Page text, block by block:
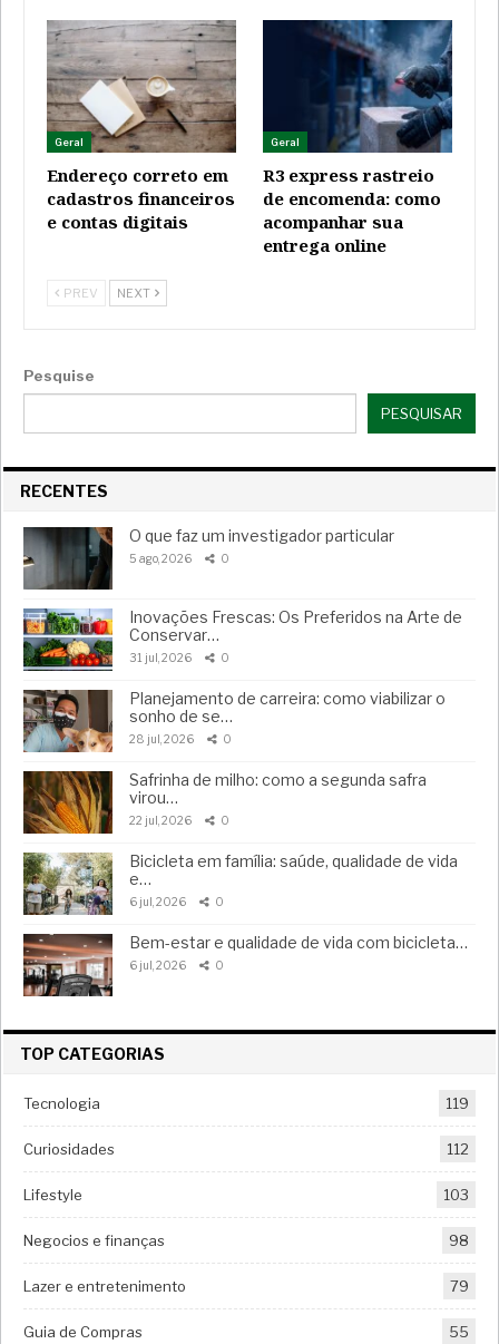
Geral
Endereço correto em
cadastros financeiros
e contas digitais
Geral
R3 express rastreio
de encomenda: como
acompanhar sua
entrega online
PREV NEXT
Pesquise
PESQUISAR
RECENTES
O que faz um investigador particular
5 ago, 2026 0
Inovações Frescas: Os Preferidos na Arte de
Conservar…
31 jul, 2026 0
Planejamento de carreira: como viabilizar o
sonho de se…
28 jul, 2026 0
Safrinha de milho: como a segunda safra
virou…
22 jul, 2026 0
Bicicleta em família: saúde, qualidade de vida
e…
6 jul, 2026 0
Bem-estar e qualidade de vida com bicicleta…
6 jul, 2026 0
TOP CATEGORIAS
Tecnologia 119
Curiosidades 112
Lifestyle 103
Negocios e finanças 98
Lazer e entretenimento 79
Guia de Compras 55